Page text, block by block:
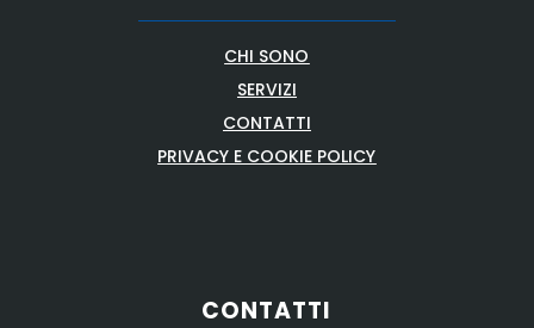
CHI SONO
SERVIZI
CONTATTI
PRIVACY E COOKIE POLICY
CONTATTI